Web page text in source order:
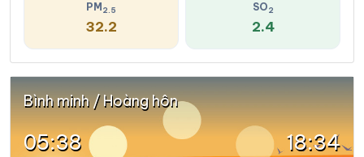
PM 2.5
32.2
SO2
2.4
Bình minh / Hoàng hôn
05:38 18:34